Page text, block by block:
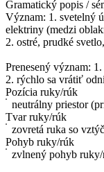
Gramatický popis /
Význam: 1. svetelný
elektriny (medzi
2. ostré, prudké
Prenesený význam:
2. rýchlo sa vrátiť
Pozícia ruky/rúk
neutrálny priestor
Tvar ruky/rúk
zovretá ruka so
Pohyb ruky/rúk
zvlnený pohyb